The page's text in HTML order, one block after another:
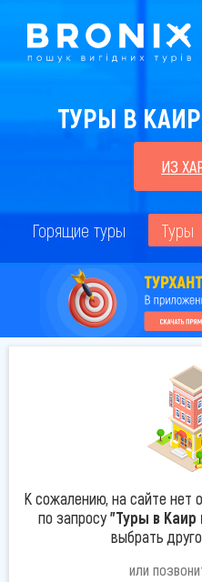
ТУРЫ В
ИЗ
Горящие туры Туры
К сожалению, на сайте нет
по запросу"Туры в Каир
выбрать
или